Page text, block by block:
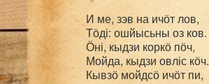
И ме, зэв на ичӧт лов,
Тӧді: ошйысьны оз ков.
Ӧні, кыдзи коркӧ пӧч,
Мойда, кыдзи овліс кӧч.
Кывзӧ мойдсӧ ичӧт пи,